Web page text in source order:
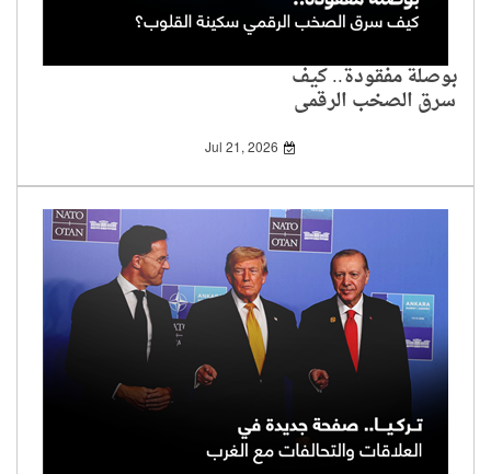
بوصلة مفقودة.. كيف
سرق الصخب الرقمي
Jul 21, 2026